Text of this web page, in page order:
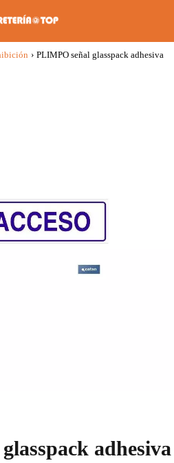
› PLIMPO señal glasspack adhesiva
adhesiva